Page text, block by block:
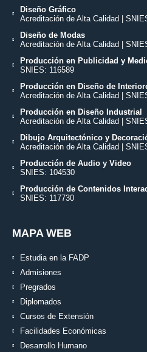
Diseño Gráfico
Acreditación de Alta Calidad |
Diseño de Modas
Acreditación de Alta Calidad |
Producción en Publicidad y
SNIES: 116589
Producción en Diseño de
Acreditación de Alta Calidad |
Producción en Diseño Industrial
Acreditación de Alta Calidad |
Dibujo Arquitectónico y
Acreditación de Alta Calidad |
Producción de Audio y Video
SNIES: 104530
Producción de Contenidos
SNIES: 117730
MAPA WEB
Estudia en la FADP
Admisiones
Pregrados
Diplomados
Cursos de Extensión
Facilidades Económicas
Desarrollo Humano